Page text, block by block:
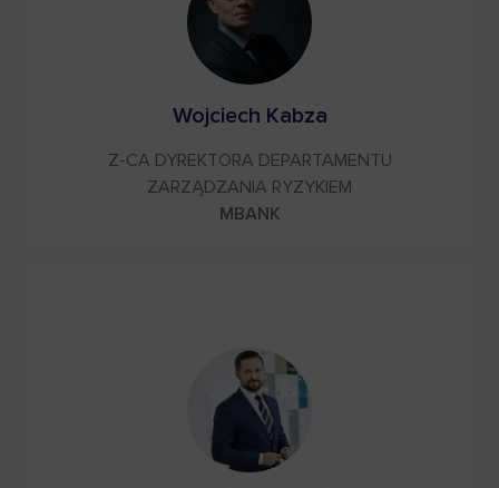
Wojciech Kabza
Z-CA DYREKTORA DEPARTAMENTU
ZARZĄDZANIA RYZYKIEM
MBANK